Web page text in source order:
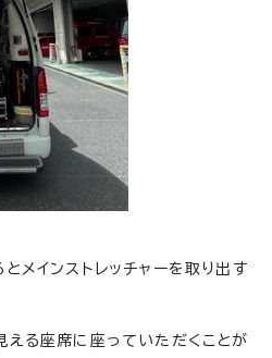
メインストレッチャーを取り出す
える座席に座っていただくことが